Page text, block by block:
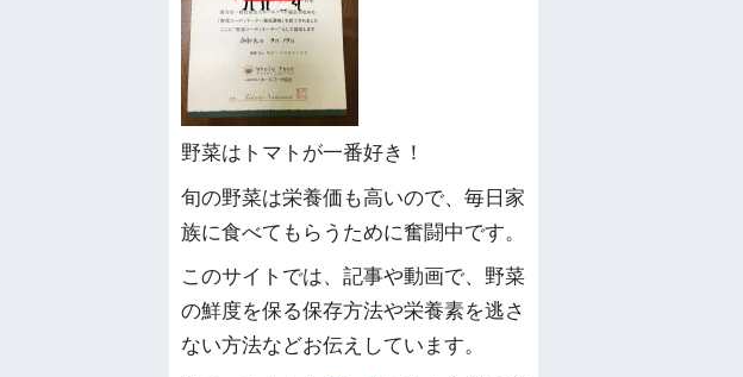
野菜はトマトが一番好き！
旬の野菜は栄養価も高いので、毎日家
族に食べてもらうために奮闘中です。
このサイトでは、記事や動画で、野菜
の鮮度を保る保存方法や栄養素を逃さ
ない方法などお伝えしています。